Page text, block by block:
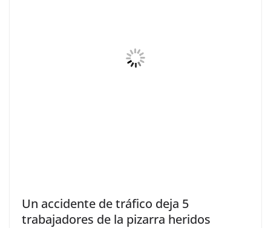
Un accidente de tráfico deja 5
trabajadores de la pizarra heridos